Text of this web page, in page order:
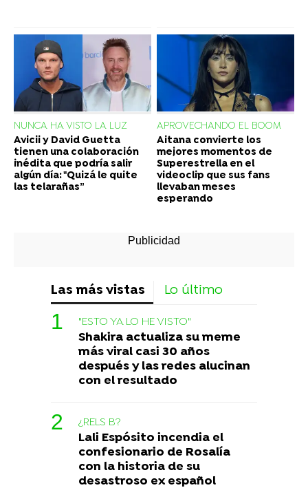
NUNCA HA VISTO LA LUZ
Avicii y David Guetta
tienen una colaboración
inédita que podría salir
algún día: "Quizá le quite
las telarañas”
APROVECHANDO EL BOOM
Aitana convierte los
mejores momentos de
Superestrella en el
videoclip que sus fans
llevaban meses
esperando
Las más vistas Lo último
"ESTO YA LO HE VISTO"
Shakira actualiza su meme
más viral casi 30 años
después y las redes alucinan
con el resultado
¿RELS B?
Lali Espósito incendia el
confesionario de Rosalía
con la historia de su
desastroso ex español